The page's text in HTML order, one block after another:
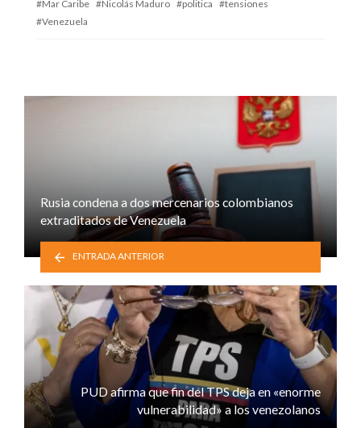
Mar Caribe Nicolás Maduro politica
tensiones
Venezuela
Rusia condena a dos mercenarios colombianos
extraditados de Venezuela
ENTRADA ANTERIOR
PUD afirma que fin del TPS deja en «enorme
vulnerabilidad» a los venezolanos